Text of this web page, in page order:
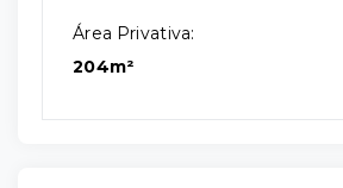
Área Privativa:
204m²